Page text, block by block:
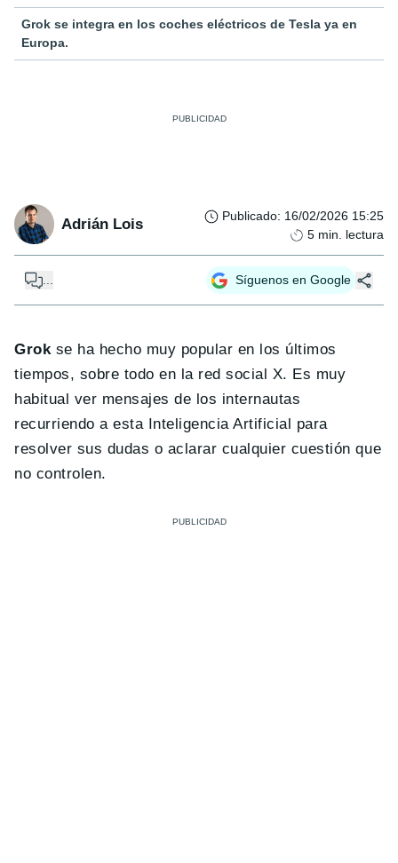
Grok se integra en los coches eléctricos de Tesla ya en
Europa.
Adrián Lois Publicado: 16/02/2026 15:25
5 min. lectura
... Síguenos en Google
Grok se ha hecho muy popular en los últimos
tiempos, sobre todo en la red social X. Es muy
habitual ver mensajes de los internautas
recurriendo a esta Inteligencia Artificial para
resolver sus dudas o aclarar cualquier cuestión que
no controlen.